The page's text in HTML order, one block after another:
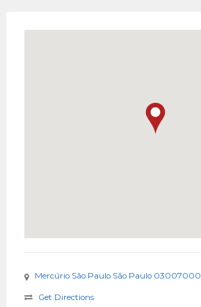
Mercúrio São Paulo São Paulo 03007000
Get Directions